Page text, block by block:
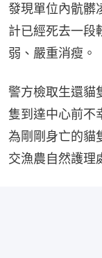
發現單位內骯髒
計已經死去一段
弱、嚴重消瘦。
警方檢取生還貓
隻到達中心前不
為剛剛身亡的貓
交漁農自然護理